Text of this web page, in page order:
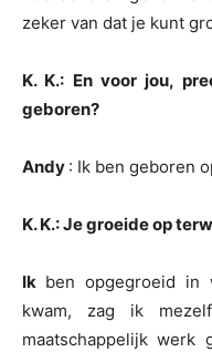
zeker van dat je kunt
K. K.: En voor jou,
geboren?
Andy : Ik ben geboren
K. K.: Je groeide op
Ik ben opgegroeid in
kwam, zag ik
maatschappelijk werk